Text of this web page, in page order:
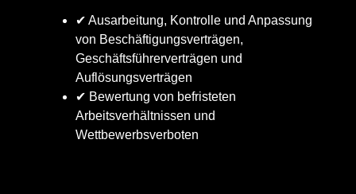
✔ Ausarbeitung, Kontrolle und Anpassung
von Beschäftigungsverträgen,
Geschäftsführerverträgen und
Auflösungsverträgen
✔ Bewertung von befristeten
Arbeitsverhältnissen und
Wettbewerbsverboten